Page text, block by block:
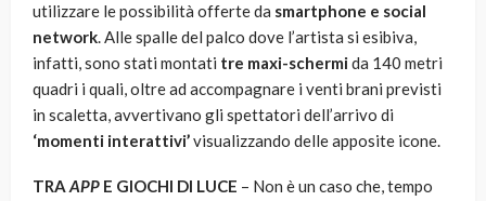
utilizzare le possibilità offerte da smartphone e social
network. Alle spalle del palco dove l’artista si esibiva,
infatti, sono stati montati tre maxi-schermida 140 metri
quadri i quali, oltre ad accompagnare i venti brani previsti
in scaletta, avvertivano gli spettatori dell’arrivo di
‘momenti interattivi’visualizzando delle apposite icone.
TRA APP E GIOCHI DI LUCE – Non è un caso che, tempo